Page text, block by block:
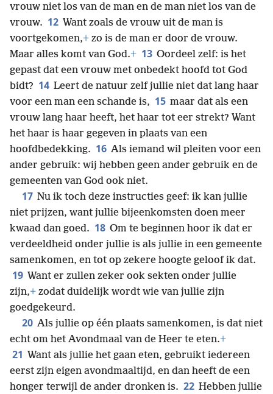
vrouw niet los van de man en de man niet los van de
vrouw. 12 Want zoals de vrouw uit de man is
voortgekomen,+ zo is de man er door de vrouw.
Maar alles komt van God.+ 13 Oordeel zelf: is het
gepast dat een vrouw met onbedekt hoofd tot God
bidt? 14 Leert de natuur zelf jullie niet dat lang haar
voor een man een schande is, 15 maar dat als een
vrouw lang haar heeft, het haar tot eer strekt? Want
het haar is haar gegeven in plaats van een
hoofdbedekking. 16 Als iemand wil pleiten voor een
ander gebruik: wij hebben geen ander gebruik en de
gemeenten van God ook niet.
17 Nu ik toch deze instructies geef: ik kan jullie
niet prijzen, want jullie bijeenkomsten doen meer
kwaad dan goed. 18 Om te beginnen hoor ik dat er
verdeeldheid onder jullie is als jullie in een gemeente
samenkomen, en tot op zekere hoogte geloof ik dat.
19 Want er zullen zeker ook sekten onder jullie
zijn,+ zodat duidelijk wordt wie van jullie zijn
goedgekeurd.
20 Als jullie op één plaats samenkomen, is dat niet
echt om het Avondmaal van de Heer te eten.+
21 Want als jullie het gaan eten, gebruikt iedereen
eerst zijn eigen avondmaaltijd, en dan heeft de een
honger terwijl de ander dronken is. 22 Hebben jullie